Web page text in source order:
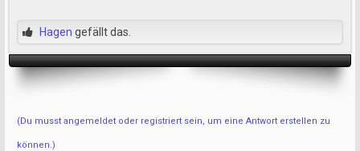
Hagen gefällt das.
(Du musst angemeldet oder registriert sein, um eine Antwort erstellen zu
können.)